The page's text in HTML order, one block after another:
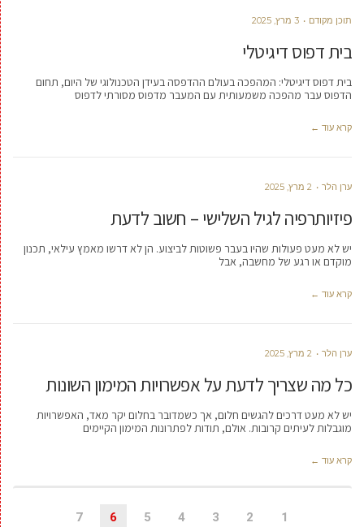
תוכן מקודם 3 מרץ, 2025
בית דפוס דיגיטלי
בית דפוס דיגיטלי: המהפכה בעולם ההדפסה בעידן הטכנולוגי של היום, תחום
הדפוס עבר מהפכה משמעותית עם המעבר מדפוס מסורתי לדפוס
קרא עוד ←
ערן הלר 2 מרץ, 2025
פיזיותרפיה לגיל השלישי – חשוב לדעת
יש לא מעט פעולות שהיו בעבר פשוטות לביצוע. הן לא דרשו מאמץ עילאי, תכנון
מוקדם או רגע של מחשבה, אבל
קרא עוד ←
ערן הלר 2 מרץ, 2025
כל מה שצריך לדעת על אפשרויות המימון השונות
יש לא מעט דרכים להגשים חלום, אך כשמדובר בחלום יקר מאד, האפשרויות
מוגבלות לעיתים קרובות. אולם, תודות לפתרונות המימון הקיימים
קרא עוד ←
1
2
3
4
5
6
7